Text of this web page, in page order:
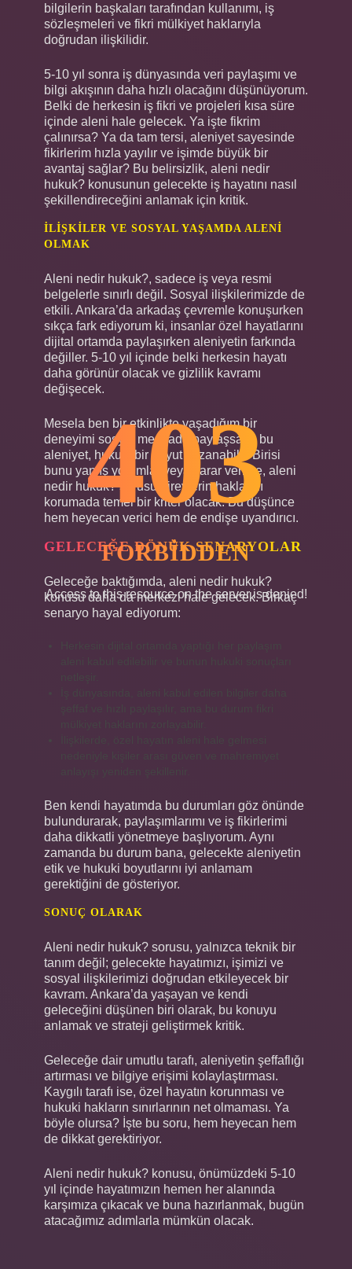
bilgilerin başkaları tarafından kullanımı, iş
sözleşmeleri ve fikri mülkiyet haklarıyla
doğrudan ilişkilidir.
5-10 yıl sonra iş dünyasında veri paylaşımı ve
bilgi akışının daha hızlı olacağını düşünüyorum.
Belki de herkesin iş fikri ve projeleri kısa süre
içinde aleni hale gelecek. Ya işte fikrim
çalınırsa? Ya da tam tersi, aleniyet sayesinde
fikirlerim hızla yayılır ve işimde büyük bir
avantaj sağlar? Bu belirsizlik, aleni nedir
hukuk? konusunun gelecekte iş hayatını nasıl
şekillendireceğini anlamak için kritik.
İLIŞKILER VE SOSYAL YAŞAMDA ALENI
OLMAK
Aleni nedir hukuk?, sadece iş veya resmi
belgelerle sınırlı değil. Sosyal ilişkilerimizde de
etkili. Ankara’da arkadaş çevremle konuşurken
sıkça fark ediyorum ki, insanlar özel hayatlarını
dijital ortamda paylaşırken aleniyetin farkında
değiller. 5-10 yıl içinde belki herkesin hayatı
daha görünür olacak ve gizlilik kavramı
değişecek.
Mesela ben bir etkinlikte yaşadığım bir
deneyimi sosyal medyada paylaşsam, bu
aleniyet, hukuki bir boyut kazanabilir. Birisi
bunu yanlış yorumlar veya zarar verirse, aleni
nedir hukuk? sorusu bireylerin haklarını
korumada temel bir kriter olacak. Bu düşünce
hem heyecan verici hem de endişe uyandırıcı.
GELECEĞE DÖNÜK SENARYOLAR
Geleceğe baktığımda, aleni nedir hukuk?
konusu daha da merkezi hale gelecek. Birkaç
senaryo hayal ediyorum:
Ben kendi hayatımda bu durumları göz önünde
bulundurarak, paylaşımlarımı ve iş fikirlerimi
daha dikkatli yönetmeye başlıyorum. Aynı
zamanda bu durum bana, gelecekte aleniyetin
etik ve hukuki boyutlarını iyi anlamam
gerektiğini de gösteriyor.
SONUÇ OLARAK
Aleni nedir hukuk? sorusu, yalnızca teknik bir
tanım değil; gelecekte hayatımızı, işimizi ve
sosyal ilişkilerimizi doğrudan etkileyecek bir
kavram. Ankara’da yaşayan ve kendi
geleceğini düşünen biri olarak, bu konuyu
anlamak ve strateji geliştirmek kritik.
Geleceğe dair umutlu tarafı, aleniyetin şeffaflığı
artırması ve bilgiye erişimi kolaylaştırması.
Kaygılı tarafı ise, özel hayatın korunması ve
hukuki hakların sınırlarının net olmaması. Ya
böyle olursa? İşte bu soru, hem heyecan hem
de dikkat gerektiriyor.
Aleni nedir hukuk? konusu, önümüzdeki 5-10
yıl içinde hayatımızın hemen her alanında
karşımıza çıkacak ve buna hazırlanmak, bugün
atacağımız adımlarla mümkün olacak.
403
FORBIDDEN
Access to this resource on the server is denied!